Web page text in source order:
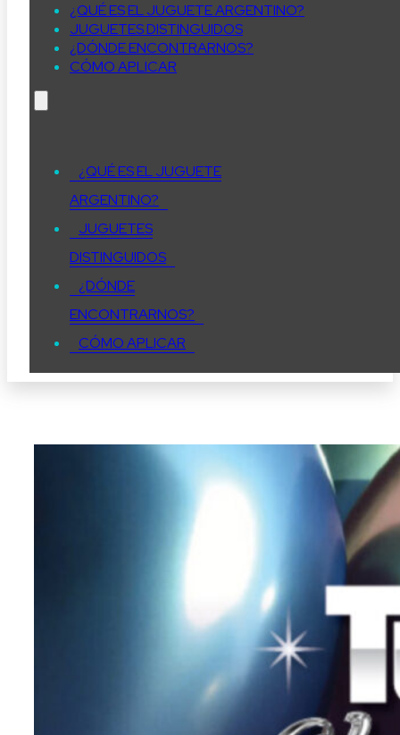
¿QUÉ ES EL JUGUETE ARGENTINO?
JUGUETES DISTINGUIDOS
¿DÓNDE ENCONTRARNOS?
CÓMO APLICAR
¿QUÉ ES EL JUGUETE
ARGENTINO?
JUGUETES
DISTINGUIDOS
¿DÓNDE
ENCONTRARNOS?
CÓMO APLICAR